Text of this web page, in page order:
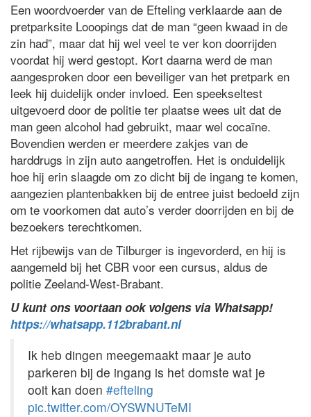
Een woordvoerder van de Efteling verklaarde aan de
pretparksite Looopings dat de man “geen kwaad in de
zin had”, maar dat hij wel veel te ver kon doorrijden
voordat hij werd gestopt. Kort daarna werd de man
aangesproken door een beveiliger van het pretpark en
leek hij duidelijk onder invloed. Een speekseltest
uitgevoerd door de politie ter plaatse wees uit dat de
man geen alcohol had gebruikt, maar wel cocaïne.
Bovendien werden er meerdere zakjes van de
harddrugs in zijn auto aangetroffen. Het is onduidelijk
hoe hij erin slaagde om zo dicht bij de ingang te komen,
aangezien plantenbakken bij de entree juist bedoeld zijn
om te voorkomen dat auto’s verder doorrijden en bij de
bezoekers terechtkomen.
Het rijbewijs van de Tilburger is ingevorderd, en hij is
aangemeld bij het CBR voor een cursus, aldus de
politie Zeeland-West-Brabant.
U kunt ons voortaan ook volgens via Whatsapp!
https://whatsapp.112brabant.nl
Ik heb dingen meegemaakt maar je auto
parkeren bij de ingang is het domste wat je
ooit kan doen #efteling
pic.twitter.com/OYSWNUTeMI